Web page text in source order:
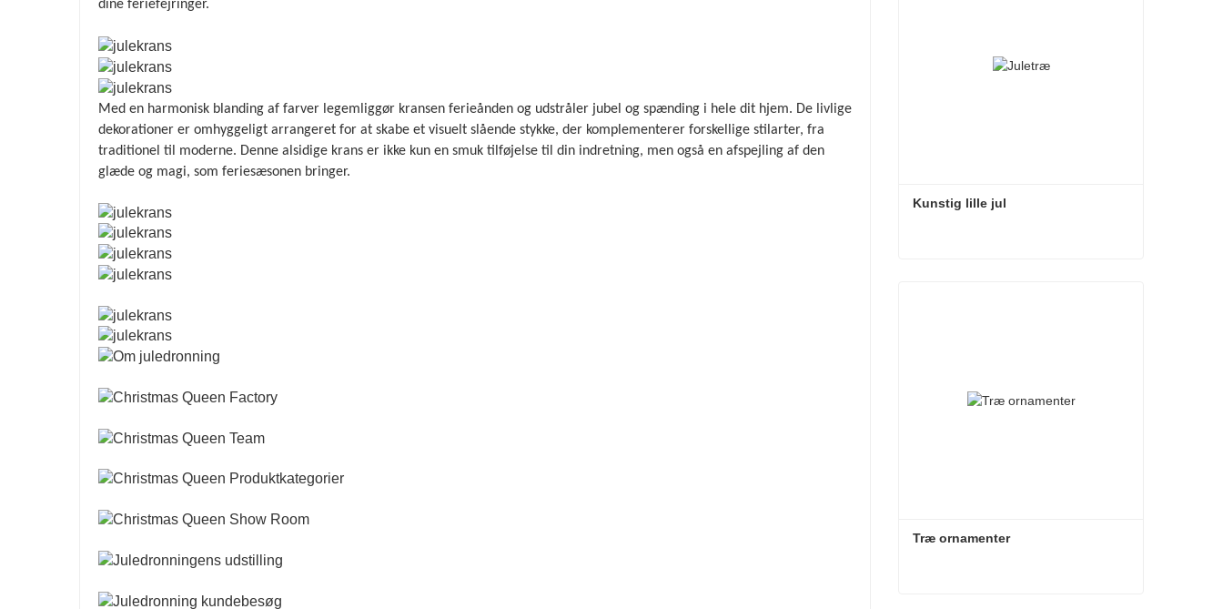
dine feriefejringer.
Med en harmonisk blanding af farver legemliggør kransen ferieånden og udstråler jubel og spænding i hele dit hjem. De livlige
dekorationer er omhyggeligt arrangeret for at skabe et visuelt slående stykke, der komplementerer forskellige stilarter, fra
traditionel til moderne. Denne alsidige krans er ikke kun en smuk tilføjelse til din indretning, men også en afspejling af den
glæde og magi, som feriesæsonen bringer.
Kunstig lille jul
Træ ornamenter